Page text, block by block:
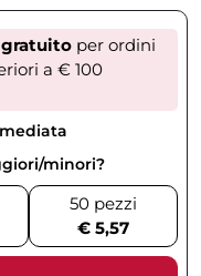
gratuitoper ordini
a € 100
minori?
50 pezzi
€ 5,57